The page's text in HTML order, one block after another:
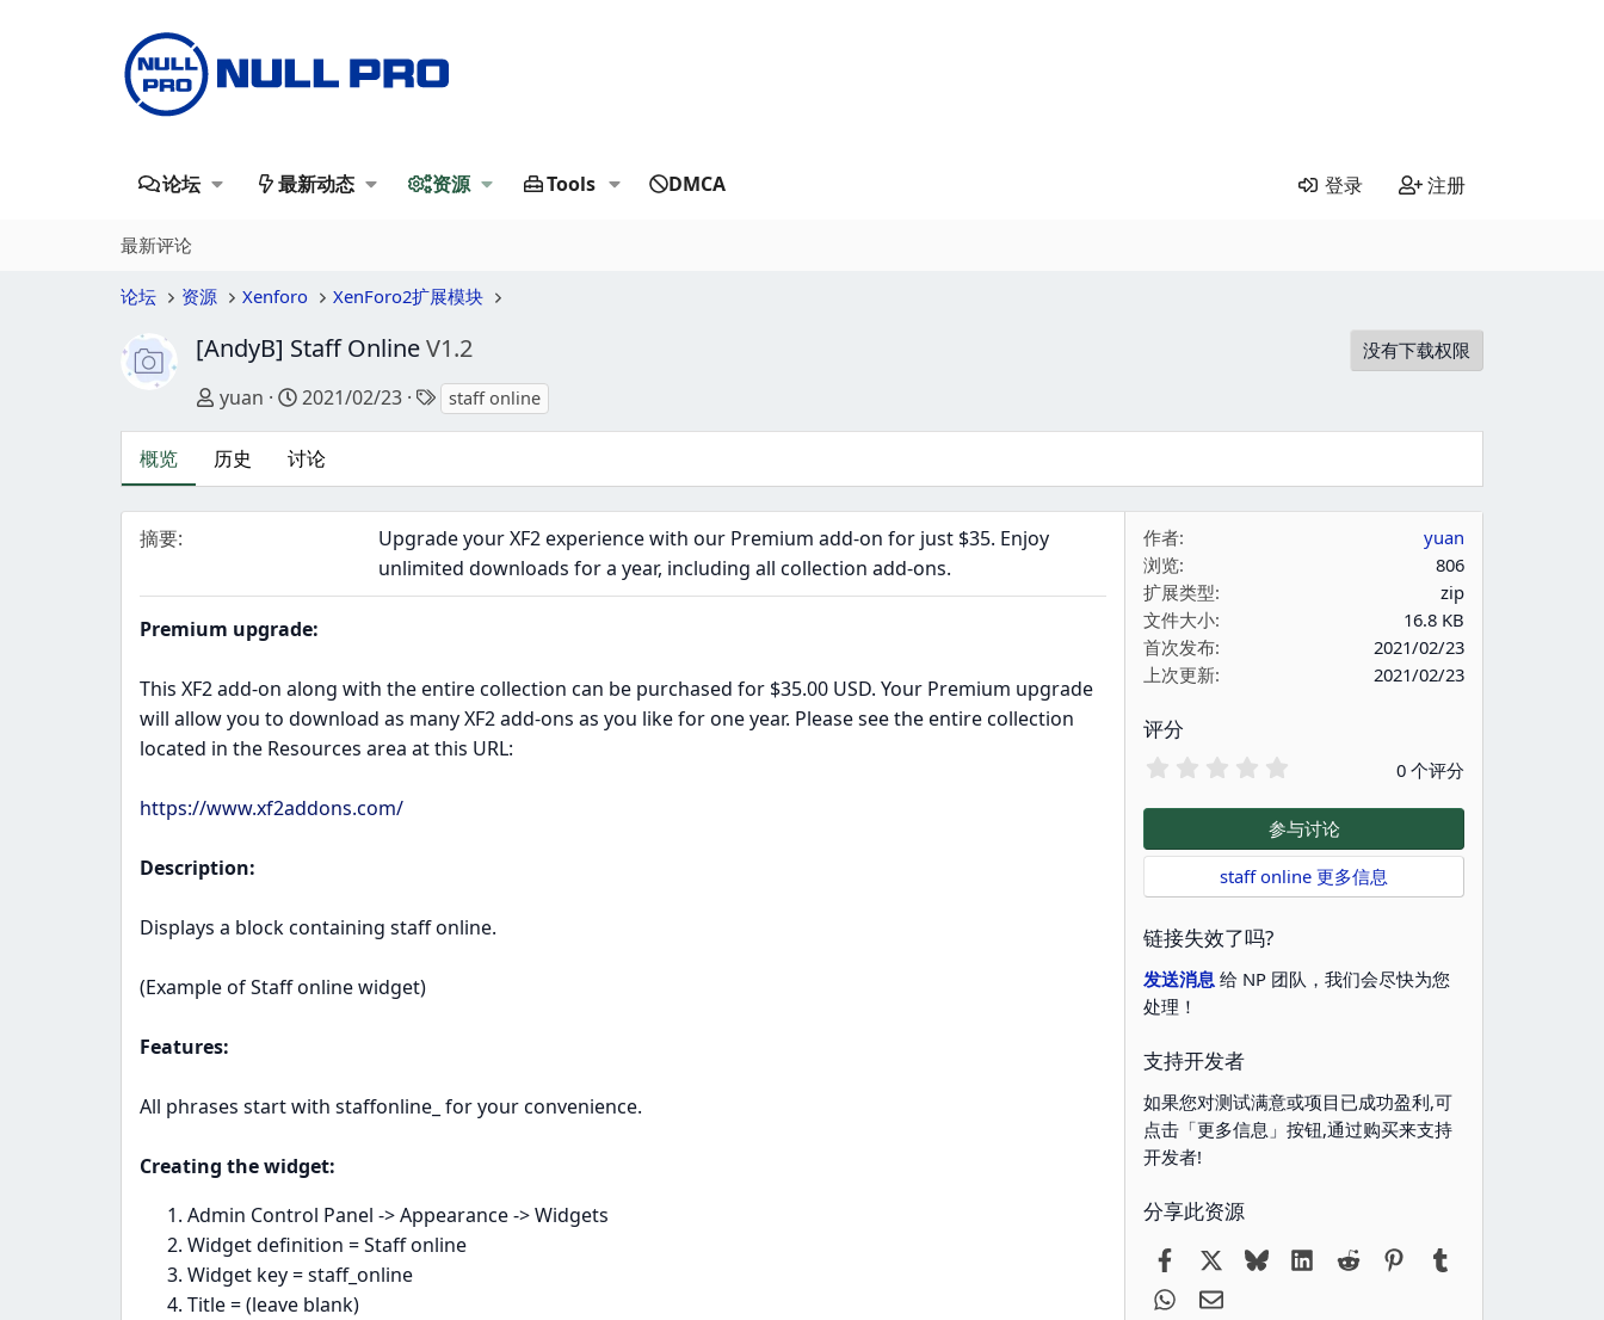
论坛 最新动态 资源 Tools DMCA 登录 注册
最新评论
论坛 资源 Xenforo XenForo2扩展模块
[AndyB] Staff OnlineV1.2 没有下载权限
作者
yuan 创建日期
2021/02/23 标签
staff online
概览 历史 讨论
摘要
Upgrade your XF2 experience with our Premium add-on for just $35. Enjoy
unlimited downloads for a year, including all collection add-ons.
Premium upgrade:
This XF2 add-on along with the entire collection can be purchased for $35.00 USD. Your Premium upgrade
will allow you to download as many XF2 add-ons as you like for one year. Please see the entire collection
located in the Resources area at this URL:
https://www.xf2addons.com/
Description:
Displays a block containing staff online.
(Example of Staff online widget)
Features:
All phrases start with staffonline_ for your convenience.
Creating the widget:
Admin Control Panel -> Appearance -> Widgets
Widget definition = Staff online
Widget key = staff_online
Title = (leave blank)
作者
yuan
浏览
806
扩展类型
zip
文件大小
16.8 KB
首次发布
2021/02/23
上次更新
2021/02/23
评分
0
0
星
0 个评分
参与讨论
staff online 更多信息
链接失效了吗?
发送消息 给 NP 团队，我们会尽快为您
处理！
支持开发者
如果您对测试满意或项目已成功盈利,可
点击「更多信息」按钮,通过购买来支持
开发者!
分享此资源
FacebookBlueskyLinkedIn
Reddit Pinterest
WhatsApp
电子邮件